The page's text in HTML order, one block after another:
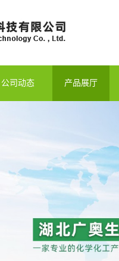
公司动态 产品展厅